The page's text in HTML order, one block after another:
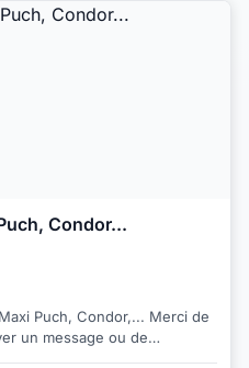
Condor...
Condor,... Merci de
un message ou de